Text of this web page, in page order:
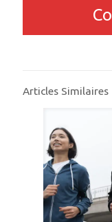
Articles Similaires